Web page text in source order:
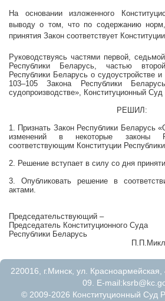
На основании изложенного
выводу о том, что по содержанию
принятия Закон соответствует
Руководствуясь частями первой,
Республики Беларусь, частью
Республики Беларусь о судоустройстве
103–105 Закона Республики
судопроизводстве», Конституционный
РЕШИЛ:
1. Признать Закон Республики Беларусь
изменений в некоторые законы
соответствующим Конституции
2. Решение вступает в силу со дня
3. Опубликовать решение в
актами.
Председательствующий –
Председатель Конституционного Суда
Республики Беларусь
220016, г.Минск, ул.
09. E-mail:
© 2009-2026 Конституционный Суд